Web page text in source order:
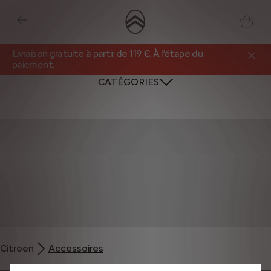
Livraison gratuite à partir de 119 €. À l’étape du
paiement.
CATÉGORIES
Citroen Accessoires
permettent de vous fournir des fonctionnalités essentielles telles que la